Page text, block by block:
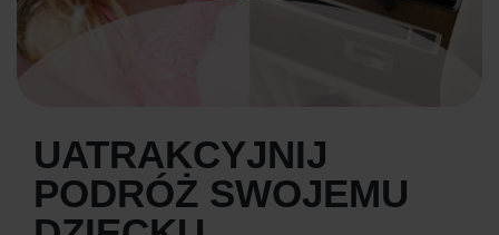
UATRAKCYJNIJ
PODRÓŻ SWOJEMU